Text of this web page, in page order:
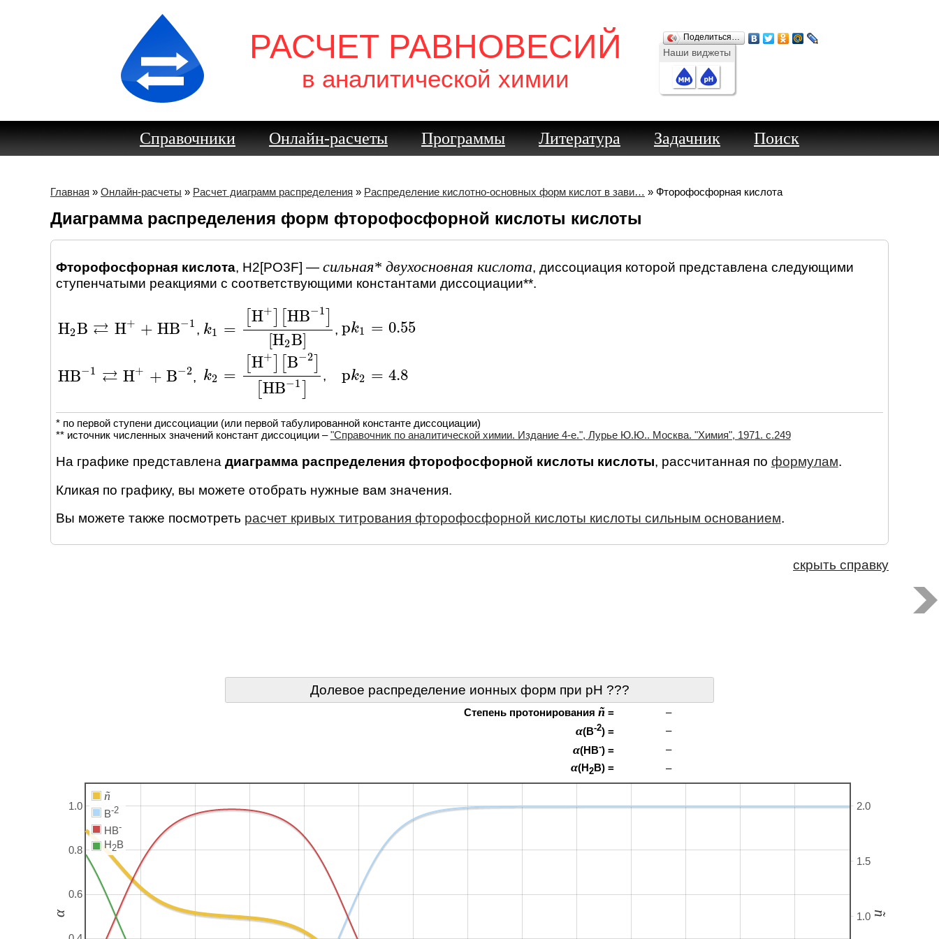
РАСЧЕТ РАВНОВЕСИЙ
в аналитической химии
Поделиться…
Наши виджеты
Справочники Онлайн-расчеты Программы Литература Задачник Поиск
Главная » Онлайн-расчеты » Расчет диаграмм распределения » Распределение кислотно-основных форм кислот в зави… » Фторофосфорная кислота
Диаграмма распределения форм фторофосфорной кислоты кислоты
Фторофосфорная кислота, H2[PO3F] — сильная* двухосновная кислота, диссоциация которой представлена следующими
ступенчатыми реакциями c соответствующими константами диссоциации**.
H2B ⇄ H+ + HB−1
H2B⇄H+ +H B -1 , k1 =
H+ HB−1
[H2B]
k1 =[H +][HB-1][H2B] , pk1 = 0.55
pk1 0.55
HB−1 ⇄ H+ + B−2
HB- ⇄ H++B- 2 , k2 =
H+ B−2
[HB−1
k2 =[H +][B-2][HB-1] , pk2 = 4.8
pk2= 4.8
* по первой ступени диссоциации (или первой табулированной константе диссоциации)
** источник численных значений констант диссоциции –"Справочник по аналитической химии. Издание 4-е.", Лурье Ю.Ю.. Москва. "Химия", 1971. c.249
На графике представлена диаграмма распределения фторофосфорной кислоты кислоты, рассчитанная по формулам.
Кликая по графику, вы можете отобрать нужные вам значения.
Вы можете также посмотреть расчет кривых титрования фторофосфорной кислоты кислоты сильным основанием.
скрыть справку
Долевое распределение ионных форм при pH ???
Степень протонирования ñ = –
α(B-2) = –
α(HB-) = –
α(H2B) = –
0.6
0.8
1.0
1.0
1.5
2.0
ñ
B-2
HB-
H2B
α ñ